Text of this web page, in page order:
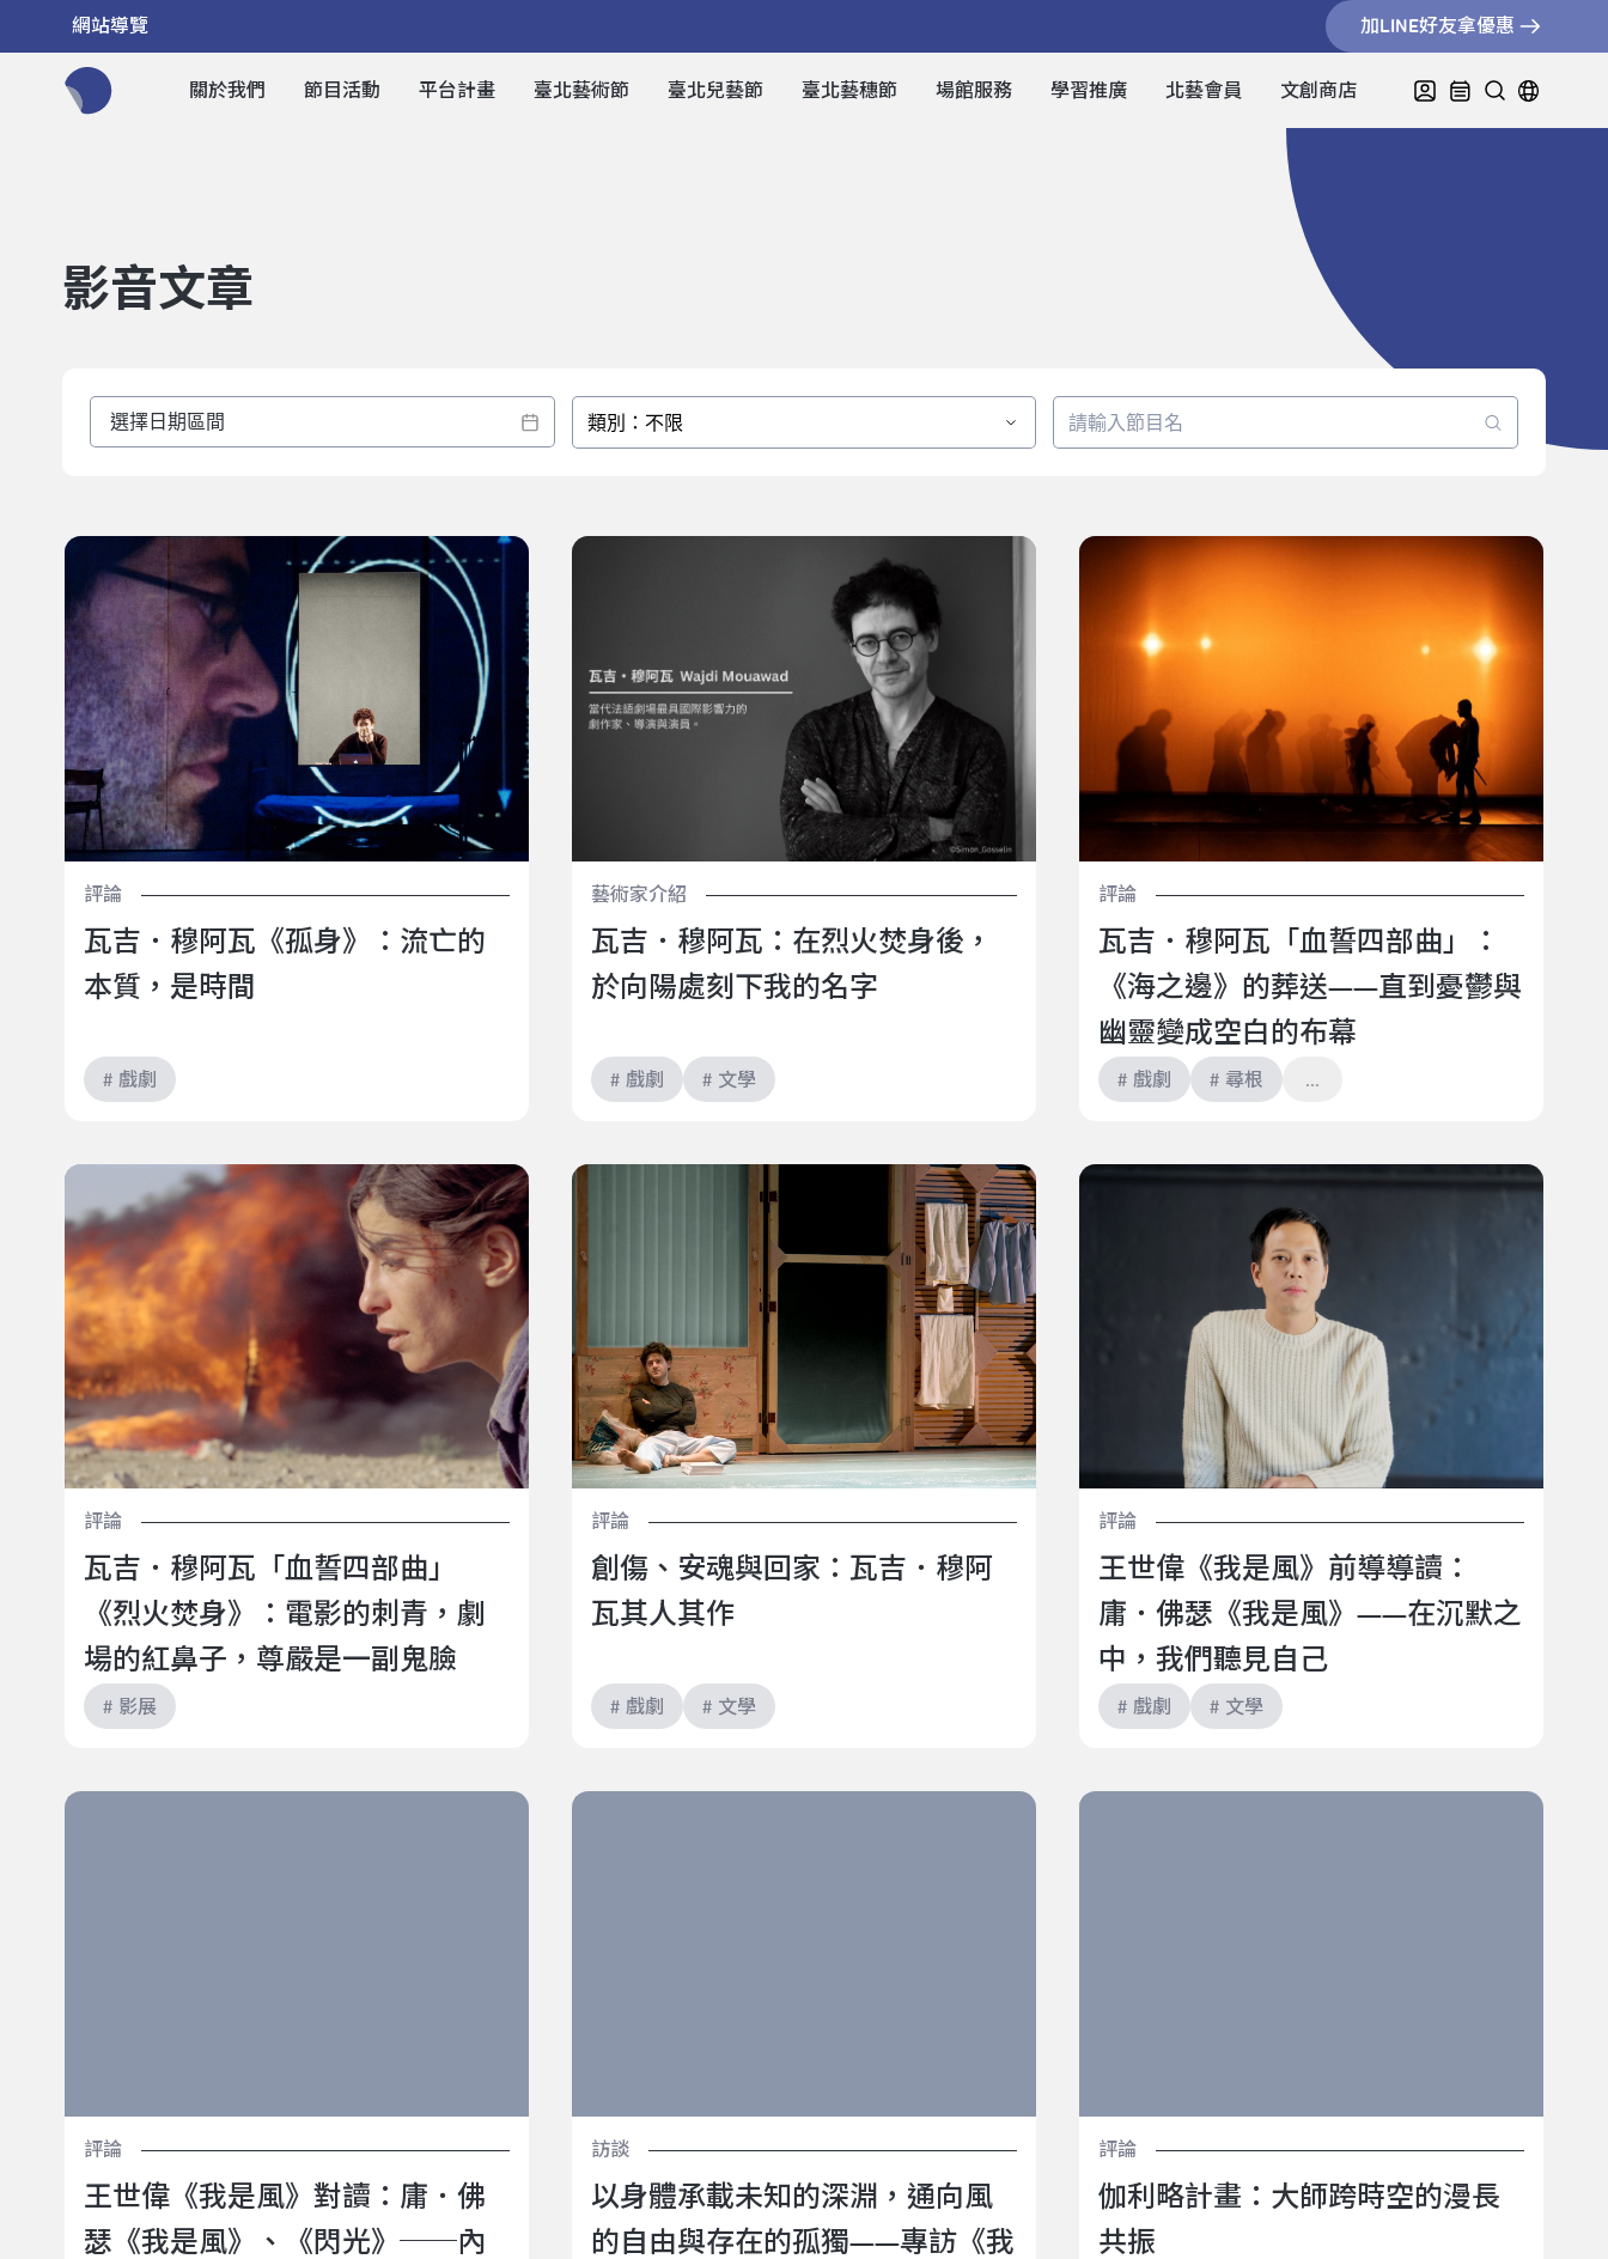
網站導覽 加LINE好友拿優惠
關於我們 節目活動 平台計畫 臺北藝術節 臺北兒藝節 臺北藝穗節 場館服務 學習推廣 北藝會員 文創商店
影音文章
類別：不限
瓦吉．穆阿瓦《孤身》：流亡的本質，是時間
評論
瓦吉．穆阿瓦《孤身》：流亡的
本質，是時間
# 戲劇
瓦吉．穆阿瓦：在烈火焚身後，於向陽處刻下我的名字
藝術家介紹
瓦吉．穆阿瓦：在烈火焚身後，
於向陽處刻下我的名字
# 戲劇 # 文學
瓦吉．穆阿瓦「血誓四部曲」：《海之邊》的葬送——
評論
瓦吉．穆阿瓦「血誓四部曲」：
《海之邊》的葬送——直到憂鬱與
幽靈變成空白的布幕
# 戲劇 # 尋根
瓦吉．穆阿瓦「血誓四部曲」《烈火焚身》：電影的刺
青，劇場的紅鼻子，尊嚴是一副鬼臉
評論
瓦吉．穆阿瓦「血誓四部曲」
《烈火焚身》：電影的刺青，劇
場的紅鼻子，尊嚴是一副鬼臉
# 影展
創傷、安魂與回家：瓦吉．穆阿瓦其人其作
評論
創傷、安魂與回家：瓦吉．穆阿
瓦其人其作
# 戲劇 # 文學
王世偉《我是風》前導導讀：庸．佛瑟《我是風》——
在沉默之中，我們聽見自己
評論
王世偉《我是風》前導導讀：
庸．佛瑟《我是風》——在沉默之
中，我們聽見自己
# 戲劇 # 文學
王世偉《我是風》對讀：庸．佛瑟《我是風》、《閃
評論
王世偉《我是風》對讀：庸．佛
瑟《我是風》、《閃光》──內
以身體承載未知的深淵，通向風的自由與存在的孤獨
訪談
以身體承載未知的深淵，通向風
的自由與存在的孤獨——專訪《我
伽利略計畫：大師跨時空的漫長共振
評論
伽利略計畫：大師跨時空的漫長
共振